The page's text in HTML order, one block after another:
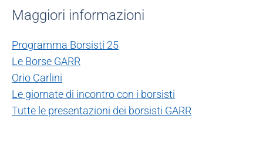
Maggiori informazioni
Programma Borsisti 25
Le Borse GARR
Orio Carlini
Le giornate di incontro con i borsisti
Tutte le presentazioni dei borsisti GARR